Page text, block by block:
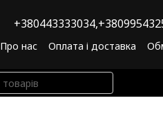
+380443333034,
Про нас Оплата і доставка